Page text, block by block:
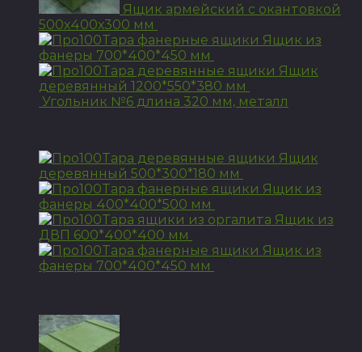
Ящик армейский с окантовкой
500х400х300 мм
Ящик из
фанеры 700*400*450 мм
Ящик
деревянный 1200*550*380 мм
Угольник №6 длина 320 мм, металл
Ящик
деревянный 500*300*180 мм
Ящик из
фанеры 400*400*500 мм
Ящик из
ДВП 600*400*400 мм
Ящик из
фанеры 700*400*450 мм